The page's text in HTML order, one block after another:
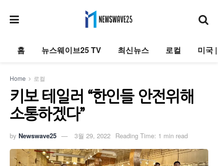
홈 뉴스웨이브25 TV 최신뉴스 로컬 미국
Home 로컬
키보 테일러 “한인들 안전위해
소통하겠다”
by Newswave25 3월 29, 2022 Reading Time: 1 min read